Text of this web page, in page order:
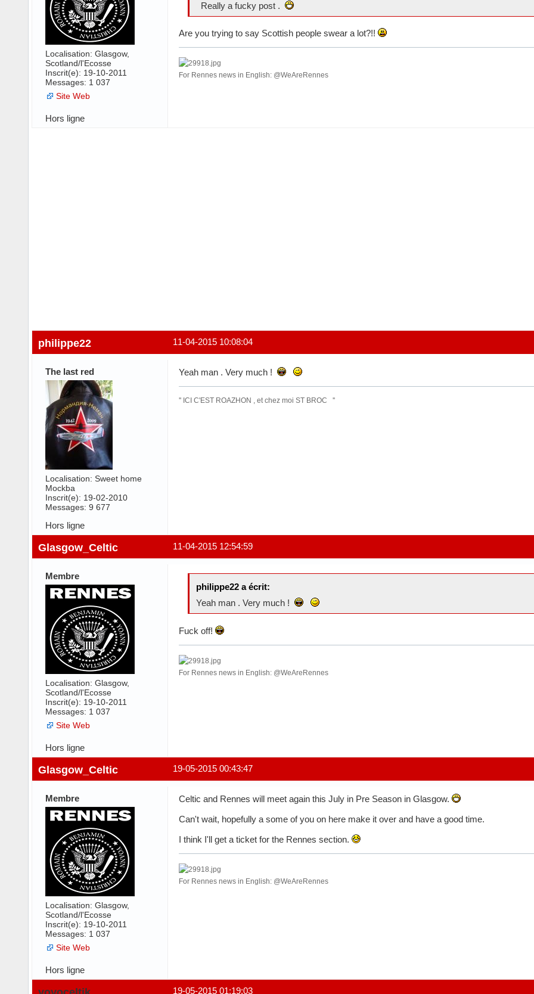
Localisation: Glasgow,
Scotland/l'Ecosse
Inscrit(e): 19-10-2011
Messages: 1 037
Site Web
Really a fucky post .
Are you trying to say Scottish people swear a lot?!!
For Rennes news in English: @WeAreRennes
Hors ligne
11-04-2015 10:08:04
philippe22
The last red
Localisation: Sweet home
Mockba
Inscrit(e): 19-02-2010
Messages: 9 677
Yeah man . Very much !
'' ICI C'EST ROAZHON , et chez moi ST BROC ''
Hors ligne
11-04-2015 12:54:59
Glasgow_Celtic
Membre
Localisation: Glasgow,
Scotland/l'Ecosse
Inscrit(e): 19-10-2011
Messages: 1 037
Site Web
philippe22 a écrit:
Yeah man . Very much !
Fuck off!
For Rennes news in English: @WeAreRennes
Hors ligne
19-05-2015 00:43:47
Glasgow_Celtic
Membre
Localisation: Glasgow,
Scotland/l'Ecosse
Inscrit(e): 19-10-2011
Messages: 1 037
Site Web
Celtic and Rennes will meet again this July in Pre Season in Glasgow.
Can't wait, hopefully a some of you on here make it over and have a good time.
I think I'll get a ticket for the Rennes section.
For Rennes news in English: @WeAreRennes
Hors ligne
19-05-2015 01:19:03